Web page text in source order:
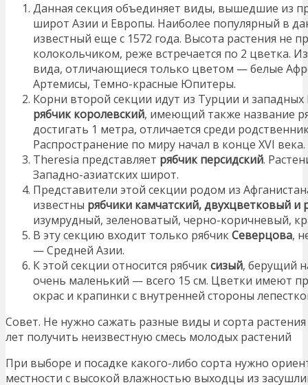
Данная секция объединяет виды, вышедшие из
широт Азии и Европы. Наиболее популярный в
известный еще с 1572 года. Высота растения не
колокольчиком, реже встречается по 2 цветка.
вида, отличающиеся только цветом — белые
Артемисы, Темно-красные Юпитеры.
Корни второй секции идут из Турции и
рябчик королевский, имеющий также название
достигать 1 метра, отличается среди
Распространение по миру начал в конце XVI века.
Theresia представляет рябчик персидский.
Западно-азиатских широт.
Представители этой секции родом из
известны рябчики камчатский, двухцветковый и
изумрудный, зеленоватый, черно-коричневый,
В эту секцию входит только рябчикСеверцова,
— Средней Азии.
К этой секции относится рябчиксизый, берущий
очень маленький — всего 15 см. Цветки имеют
окрас и крапинки с внутренней стороны
Совет. Не нужно сажать разные виды и сорта
лет получить неизвестную смесь молодых растений
При выборе и посадке какого-либо сорта нужно
местности с высокой влажностью выходцы из